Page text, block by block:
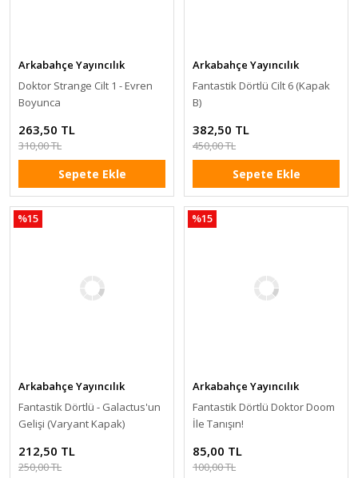
Arkabahçe Yayıncılık
Doktor Strange Cilt 1 - Evren
Boyunca
263,50 TL
310,00 TL
Sepete Ekle
Arkabahçe Yayıncılık
Fantastik Dörtlü Cilt 6 (Kapak
B)
382,50 TL
450,00 TL
Sepete Ekle
%15
Arkabahçe Yayıncılık
Fantastik Dörtlü - Galactus'un
Gelişi (Varyant Kapak)
212,50 TL
250,00 TL
%15
Arkabahçe Yayıncılık
Fantastik Dörtlü Doktor Doom
İle Tanışın!
85,00 TL
100,00 TL